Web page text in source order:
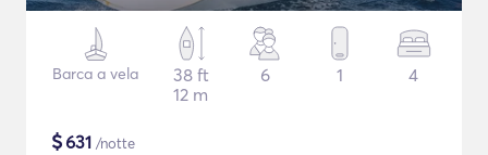
Barca a vela
38 ft
12 m
6 1 4
$631 /notte